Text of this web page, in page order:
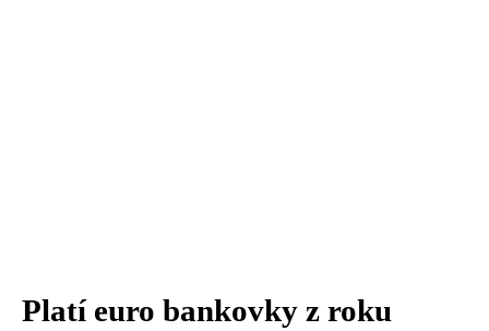
Platí euro bankovky z roku